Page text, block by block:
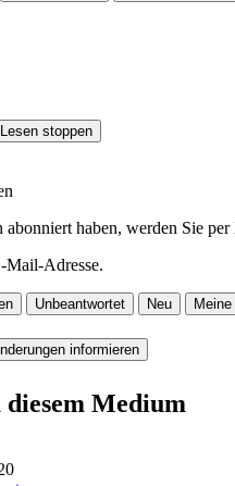
stoppen
haben, werden Sie
Mail-Adresse.
Unbeantwortet Neu
informieren
Medium